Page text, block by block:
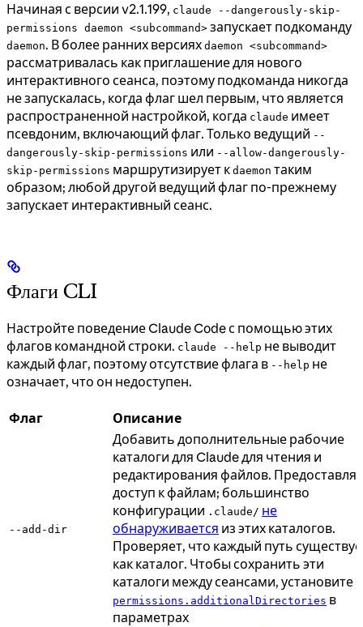
Начиная с версии v2.1.199, claude --dangerously-skip-
permissions daemon <subcommand> запускает подкоманду
daemon. В более ранних версиях daemon <subcommand>
рассматривалась как приглашение для нового
интерактивного сеанса, поэтому подкоманда никогда
не запускалась, когда флаг шел первым, что является
распространенной настройкой, когда claude имеет
псевдоним, включающий флаг. Только ведущий --
dangerously-skip-permissions или --allow-dangerously-
skip-permissions маршрутизирует к daemon таким
образом; любой другой ведущий флаг по-прежнему
запускает интерактивный сеанс.
Флаги CLI
Настройте поведение Claude Code с помощью этих
флагов командной строки. claude --help не выводит
каждый флаг, поэтому отсутствие флага в --help не
означает, что он недоступен.
Флаг Описание
--add-dir
Добавить дополнительные рабочие
каталоги для Claude для чтения и
редактирования файлов.
доступ к файлам; большинство
конфигурации .claude/ не
обнаруживается из этих каталогов.
Проверяет, что каждый путь
как каталог. Чтобы сохранить эти
каталоги между сеансами, установите
permissions.additionalDirectories в
параметрах